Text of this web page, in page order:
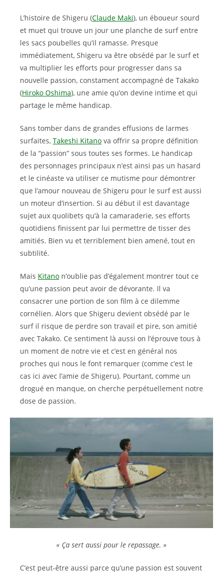
L’histoire de Shigeru (Claude Maki), un éboueur sourd
et muet qui trouve un jour une planche de surf entre
les sacs poubelles qu’il ramasse. Presque
immédiatement, Shigeru va être obsédé par le surf et
va multiplier les efforts pour progresser dans sa
nouvelle passion, constament accompagné de Takako
(Hiroko Oshima), une amie qu’on devine intime et qui
partage le même handicap.
Sans tomber dans de grandes effusions de larmes
surfaites, Takeshi Kitano va offrir sa propre définition
de la “passion” sous toutes ses formes. Le handicap
des personnages principaux n’est ainsi pas un hasard
et le cinéaste va utiliser ce mutisme pour démontrer
que l’amour nouveau de Shigeru pour le surf est aussi
un moteur d’insertion. Si au début il est davantage
sujet aux quolibets qu’à la camaraderie, ses efforts
quotidiens finissent par lui permettre de tisser des
amitiés. Bien vu et terriblement bien amené, tout en
subtilité.
Mais Kitano n’oublie pas d’également montrer tout ce
qu’une passion peut avoir de dévorante. Il va
consacrer une portion de son film à ce dilemme
cornélien. Alors que Shigeru devient obsédé par le
surf il risque de perdre son travail et pire, son amitié
avec Takako. Ce sentiment là aussi on l’éprouve tous à
un moment de notre vie et c’est en général nos
proches qui nous le font remarquer (comme c’est le
cas ici avec l’amie de Shigeru). Pourtant, comme un
drogué en manque, on cherche perpétuellement notre
dose de passion.
« Ça sert aussi pour le repassage. »
C’est peut-être aussi parce qu’une passion est souvent